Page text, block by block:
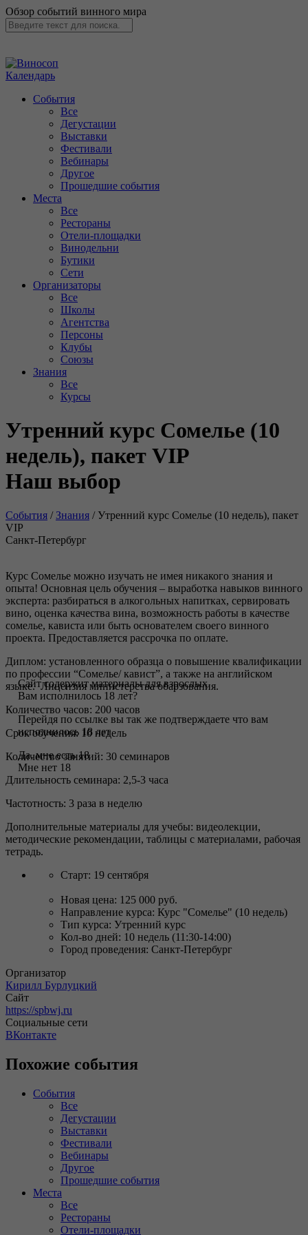
Обзор событий винного мира
Календарь
События
Все
Дегустации
Выставки
Фестивали
Вебинары
Другое
Прошедшие события
Места
Все
Рестораны
Отели-площадки
Винодельни
Бутики
Сети
Организаторы
Все
Школы
Агентства
Персоны
Клубы
Союзы
Знания
Все
Курсы
Утренний курс Сомелье (10
недель), пакет VIP
Наш выбор
События / Знания / Утренний курс Сомелье (10 недель), пакет
VIP
Санкт-Петербург
Курс Сомелье можно изучать не имея никакого знания и
опыта! Основная цель обучения – выработка навыков винного
эксперта: разбираться в алкогольных напитках, сервировать
вино, оценка качества вина, возможность работы в качестве
сомелье, кависта или быть основателем своего винного
проекта. Предоставляется рассрочка по оплате.
Диплом: установленного образца о повышение квалификации
по профессии “Сомелье/ кавист”, а также на английском
языке. Лицензия министерства обарзования.
Количество часов: 200 часов
Срок обучения: 10 недель
Количество занятий: 30 семинаров
Длительность семинара: 2,5-3 часа
Частотность: 3 раза в неделю
Дополнительные материалы для учебы: видеолекции,
методические рекомендации, таблицы с материалами, рабочая
тетрадь.
Старт: 19 сентября
Новая цена: 125 000 руб.
Направление курса: Курс "Сомелье" (10 недель)
Тип курса: Утренний курс
Кол-во дней: 10 недель (11:30-14:00)
Город проведения: Санкт-Петербург
Организатор
Кирилл Бурлуцкий
Сайт
https://spbwj.ru
Социальные сети
ВКонтакте
Похожие события
События
Все
Дегустации
Выставки
Фестивали
Вебинары
Другое
Прошедшие события
Места
Все
Рестораны
Отели-площадки
Сайт содержит материалы для взрослых
Вам исполнилось 18 лет?
Перейдя по ссылке вы так же подтверждаете что вам
исполнилось 18 лет
Да, мне есть 18
Мне нет 18